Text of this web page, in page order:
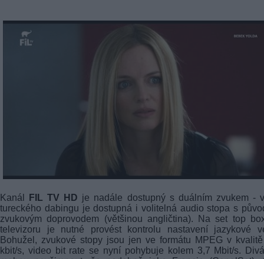
Kanál FIL TV HD je nadále dostupný s duálním zvukem -
tureckého dabingu je dostupná i volitelná audio stopa s
zvukovým doprovodem (většinou angličtina). Na set top
televizoru je nutné provést kontrolu nastavení jazykové
Bohužel, zvukové stopy jsou jen ve formátu MPEG v
kbit/s, video bit rate se nyní pohybuje kolem 3,7 Mbit/s.